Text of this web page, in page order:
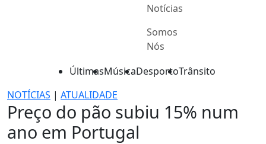
Notícias
Somos
Nós
ÚltimasMúsicaDesportoTrânsito
NOTÍCIAS | ATUALIDADE
Preço do pão subiu 15% num
ano em Portugal